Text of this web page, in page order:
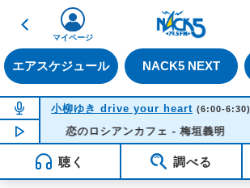
戻る
エアスケジュール NACK5 NEXT
マイページ
NOW ON AIR
小柳ゆき drive your heart (6:00-6:30)
NOW PLAYING05:42
恋のロシアンカフェ - 梅垣義明
聴く 調べる